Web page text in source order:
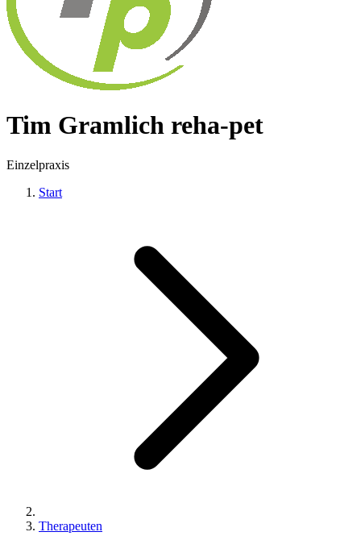
Tim Gramlich reha-pet
Einzelpraxis
Start
Therapeuten